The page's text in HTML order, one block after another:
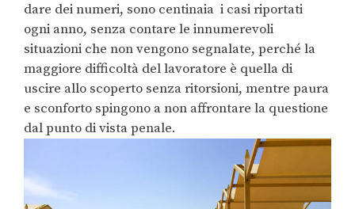
dare dei numeri, sono centinaia i casi riportati
ogni anno, senza contare le innumerevoli
situazioni che non vengono segnalate, perché la
maggiore difficoltà del lavoratore è quella di
uscire allo scoperto senza ritorsioni, mentre paura
e sconforto spingono a non affrontare la questione
dal punto di vista penale.